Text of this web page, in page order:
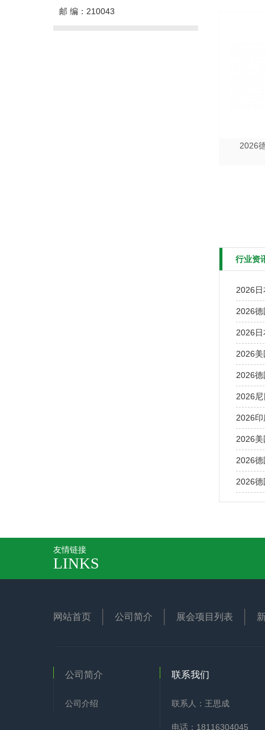
邮 编：210043
2026
行业资
2026
2026
2026
2026
2026
2026
2026
2026
2026
2026
友情链接
LINKS
网站首页 公司简介 展会项目列表
公司简介
公司介绍
联系我们
联系人：王思成
电话：18116304045